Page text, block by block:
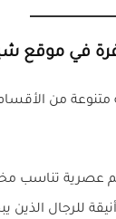
في موقع
من الأقسام
عصرية تناسب
للرجال الذين